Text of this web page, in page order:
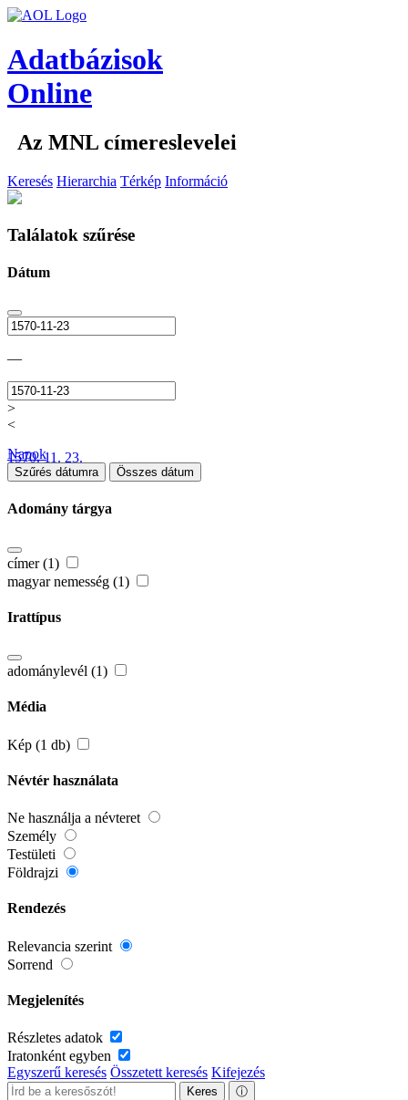
Adatbázisok
Online
Az MNL címereslevelei
Keresés Hierarchia Térkép Információ
Találatok szűrése
Dátum
—
>
<
1570. 11. 23.
Napok
Szűrés dátumra Összes dátum
Adomány tárgya
címer (1)
magyar nemesség (1)
Irattípus
adománylevél (1)
Média
Kép (1 db)
Névtér használata
Ne használja a névteret
Személy
Testületi
Földrajzi
Rendezés
Relevancia szerint
Sorrend
Megjelenítés
Részletes adatok
Iratonként egyben
Egyszerű keresés Összetett keresés Kifejezés
Keres ⓘ